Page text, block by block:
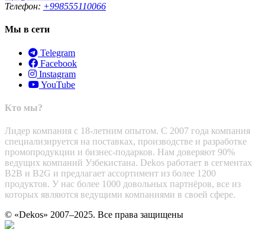
Телефон: +998555110066
Мы в сети
Telegram
Facebook
Instagram
YouTube
Кто мы?
Лидер компания с 18-летним опытом. С 2007 года компания
специализируется на поставках, производстве и разработке
промопродукции и бизнес-подарков. Нам доверяют 90%
ведущих компаний Узбекистана. Dekos работает в сегментах
B2B и B2G и предлагает ассортимент из более 1200
продуктов. У нас более 1000 довольных партнёров, все из
которых являются ведущими компаниями в своей сфере.
© «Dekos» 2007–2025. Все права защищены